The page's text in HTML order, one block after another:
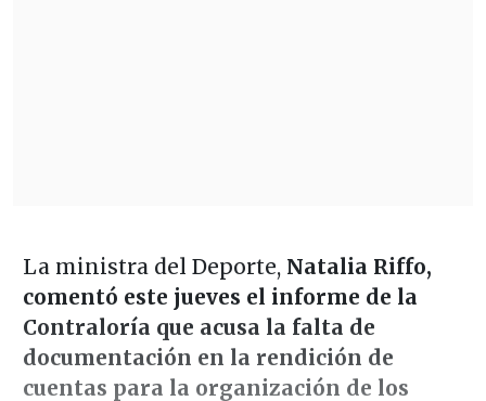
La ministra del Deporte, Natalia Riffo,
comentó este jueves el informe de la
Contraloría que acusa la falta de
documentación en la rendición de
cuentas para la organización de los